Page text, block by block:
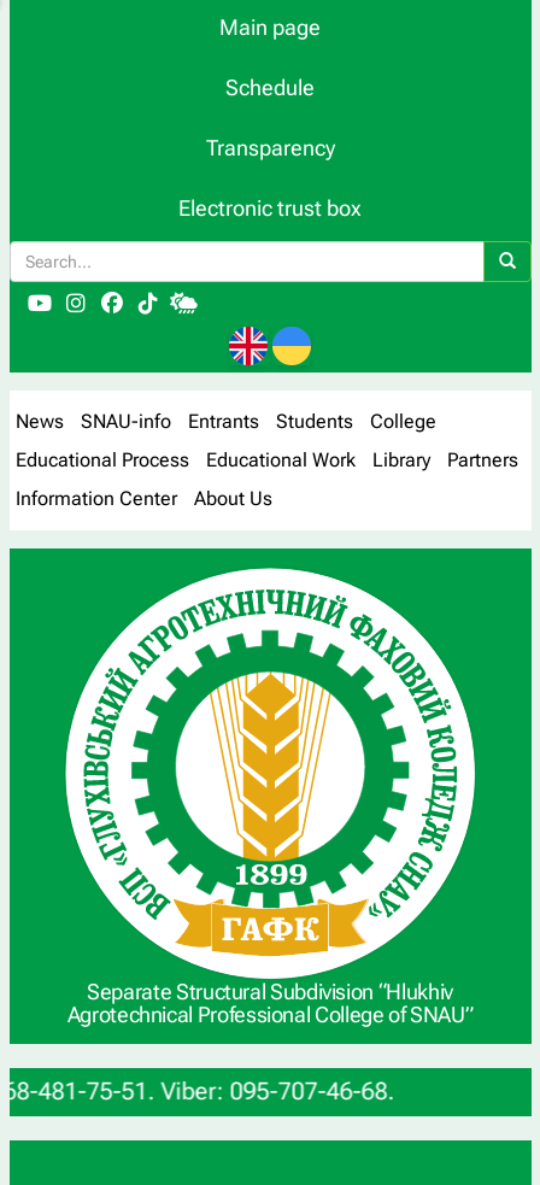
Main page
Schedule
Transparency
Electronic trust box
News SNAU-info Entrants Students
College
Educational Process
Educational Work Library
Partners
Information Center
About Us
Separate Structural Subdivision “Hlukhiv
Agrotechnical Professional College of SNAU”
75-51. Viber: 095-707-46-68.